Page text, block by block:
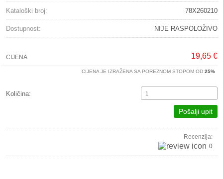
Kataloški broj: 78X260210
Dostupnost: NIJE RASPOLOŽIVO
CIJENA 19,65 €
CIJENA JE IZRAŽENA SA POREZNOM STOPOM OD 25%
Količina:
Pošalji upit
Recenzija:
0